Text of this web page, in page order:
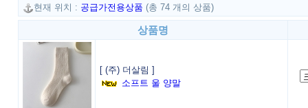
현재 위치 : 공급가전용상품 (총 74 개의 상품)
상품명
[ (주) 더살림 ]
소프트 울 양말